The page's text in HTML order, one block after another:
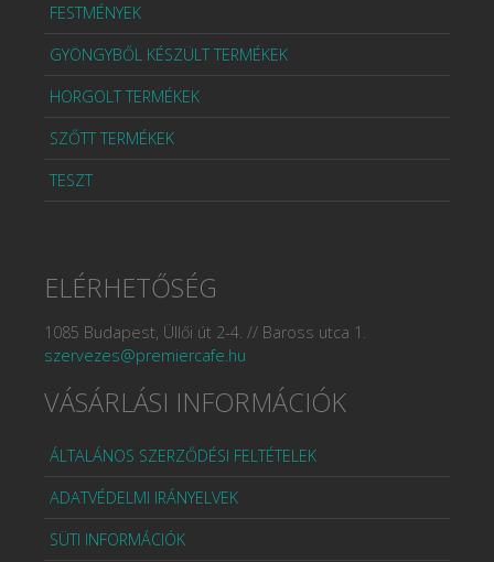
FESTMÉNYEK
GYÖNGYBŐL KÉSZÜLT TERMÉKEK
HORGOLT TERMÉKEK
SZŐTT TERMÉKEK
TESZT
ELÉRHETŐSÉG
1085 Budapest, Üllői út 2-4. // Baross utca 1.
szervezes@premiercafe.hu
VÁSÁRLÁSI INFORMÁCIÓK
ÁLTALÁNOS SZERZŐDÉSI FELTÉTELEK
ADATVÉDELMI IRÁNYELVEK
SÜTI INFORMÁCIÓK